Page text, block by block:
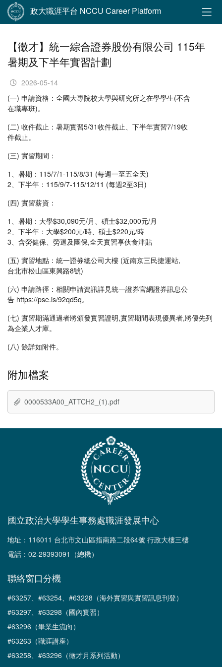
政大職涯平台 NCCU Career Platform
【徵才】統一綜合證券股份有限公司 115年
暑期及下半年實習計劃
2026-05-14
(一) 申請資格：全國大專院校大學與研究所之在學學生(不含
在職專班)。
(二) 收件截止：暑期實習5/31收件截止、下半年實習7/19收
件截止。
(三) 實習期間：
1、暑期：115/7/1-115/8/31 (每週一至五全天)
2、下半年：115/9/7-115/12/11 (每週2至3日)
(四) 實習薪資：
1、暑期：大學$30,090元/月、碩士$32,000元/月
2、下半年：大學$200元/時、碩士$220元/時
3、含勞健保、勞退及團保,全天實習享伙食津貼
(五) 實習地點：統一證券總公司大樓 (近南京三民捷運站,
台北市松山區東興路8號)
(六) 申請路徑：相關申請資訊詳見統一證券官網證券訊息公
告 https://pse.is/92qd5q。
(七) 實習期滿通過者將頒發實習證明,實習期間表現優異者,將優先列
為企業人才庫。
(八) 餘詳如附件。
附加檔案
0000533A00_ATTCH2_(1).pdf
國立政治大學學生事務處職涯發展中心
地址：116011 台北市文山區指南路二段64號 行政大樓三樓
電話：02-29393091（總機）
聯絡窗口分機
#63257、#63254、#63228（海外實習與實習訊息刊登）
#63297、#63298（國內實習）
#63296（畢業生流向）
#63263（職涯講座）
#63258、#63296（徵才月系列活動）